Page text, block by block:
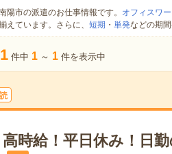
陽市の派遣のお仕事情報です。 オフィスワ
えています。さらに、 短期 ・ 単発などの期間
1 件中 1 ～ 1 件を表示中
高時給！平日休み！日